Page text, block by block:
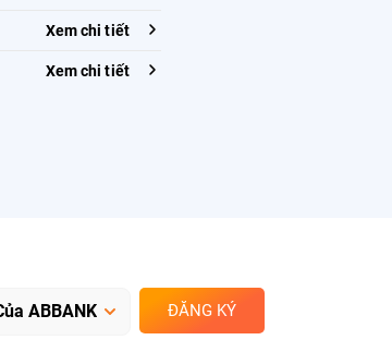
Xem chi tiết
Xem chi tiết
ĐĂNG KÝ